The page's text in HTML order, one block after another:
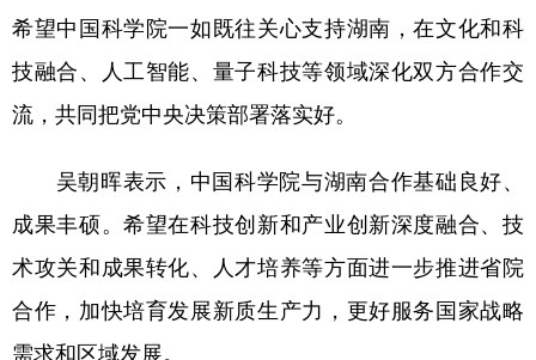
公益 一带一路 亚太网 上市公司
文化产业
地方频道
北京 天津 河北 山西
辽宁 吉林 上海 江苏
浙江 安徽 福建 江西
希望中国科学院一如既往关心支持湖南，在文化和科
技融合、人工智能、量子科技等领域深化双方合作交
流，共同把党中央决策部署落实好。
吴朝晖表示，中国科学院与湖南合作基础良好、
成果丰硕。希望在科技创新和产业创新深度融合、技
术攻关和成果转化、人才培养等方面进一步推进省院
合作，加快培育发展新质生产力，更好服务国家战略
需求和区域发展。